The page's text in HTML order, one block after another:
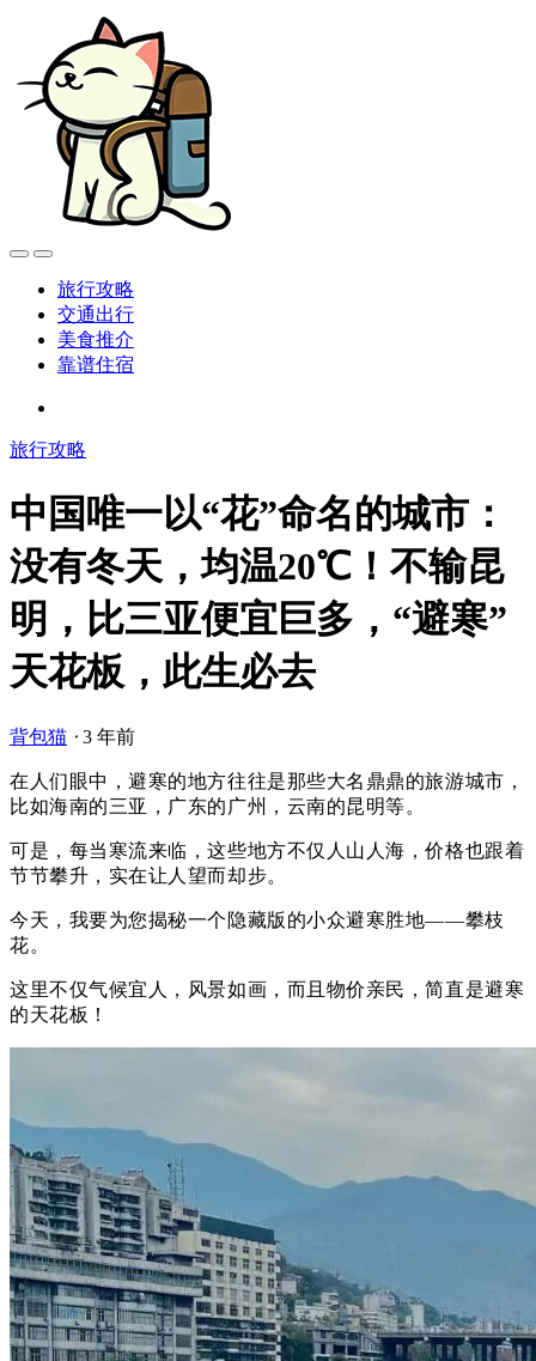
旅行攻略
交通出行
美食推介
靠谱住宿
旅行攻略
中国唯一以“花”命名的城市：
没有冬天，均温20℃！不输昆
明，比三亚便宜巨多，“避寒”
天花板，此生必去
背包猫 ⋅ 3 年前
在人们眼中，避寒的地方往往是那些大名鼎鼎的旅游城市，
比如海南的三亚，广东的广州，云南的昆明等。
可是，每当寒流来临，这些地方不仅人山人海，价格也跟着
节节攀升，实在让人望而却步。
今天，我要为您揭秘一个隐藏版的小众避寒胜地——攀枝
花。
这里不仅气候宜人，风景如画，而且物价亲民，简直是避寒
的天花板！